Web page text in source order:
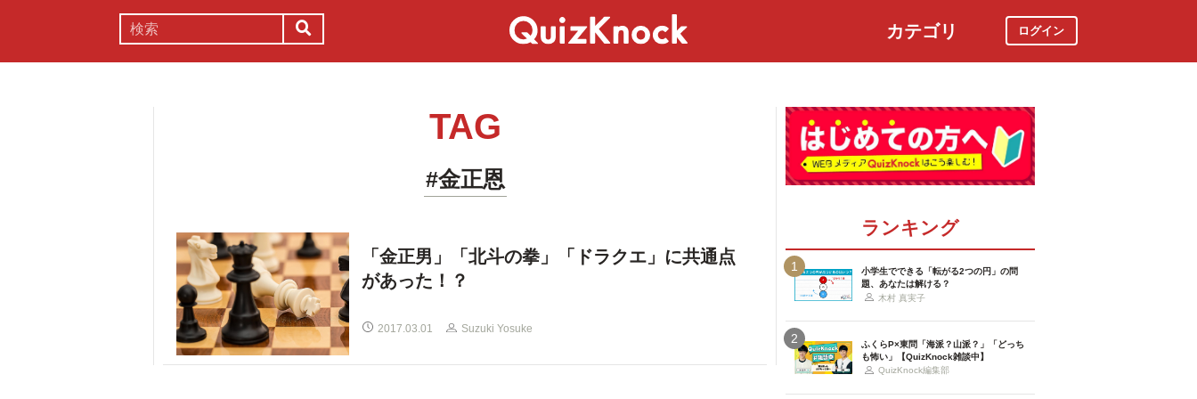
カテゴリ ログイン
TAG
#金正恩
「金正男」「北斗の拳」「ドラクエ」に共通点
があった！？
2017.03.01 Suzuki Yosuke
ランキング
1
小学生でできる「転がる2つの円」の問
題、あなたは解ける？
木村 真実子
2
ふくらP×東問「海派？山派？」「どっち
も怖い」【QuizKnock雑談中】
QuizKnock編集部